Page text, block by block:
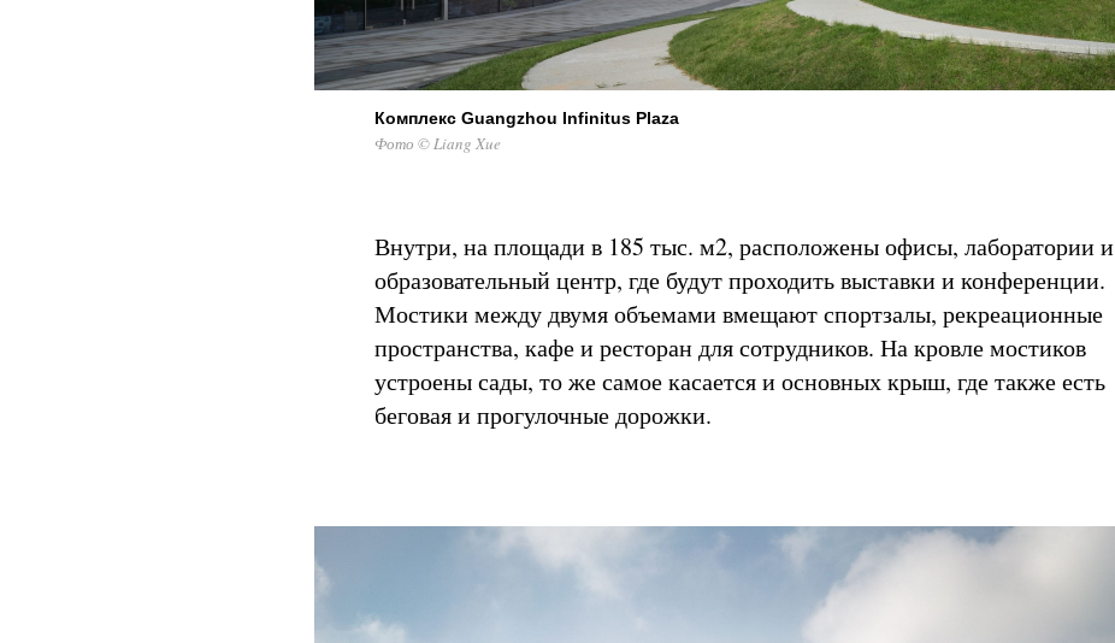
Комплекс Guangzhou Infinitus Plaza
Фото © Liang Xue
Внутри, на площади в 185 тыс. м2, расположены офисы, лаборатории и
образовательный центр, где будут проходить выставки и конференции.
Мостики между двумя объемами вмещают спортзалы, рекреационные
пространства, кафе и ресторан для сотрудников. На кровле мостиков
устроены сады, то же самое касается и основных крыш, где также есть
беговая и прогулочные дорожки.